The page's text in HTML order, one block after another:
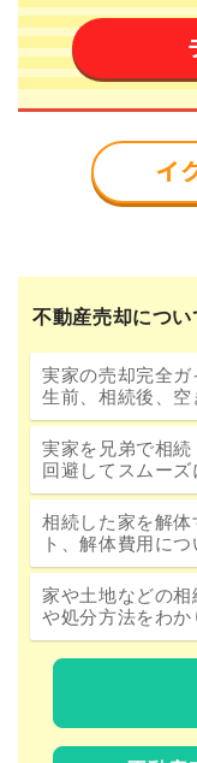
不動産売却につ
実家の売却完全
生前、相続後、空
実家を兄弟で相
回避してスムーズ
相続した家を解
ト、解体費用につ
家や土地などの
や処分方法をわか